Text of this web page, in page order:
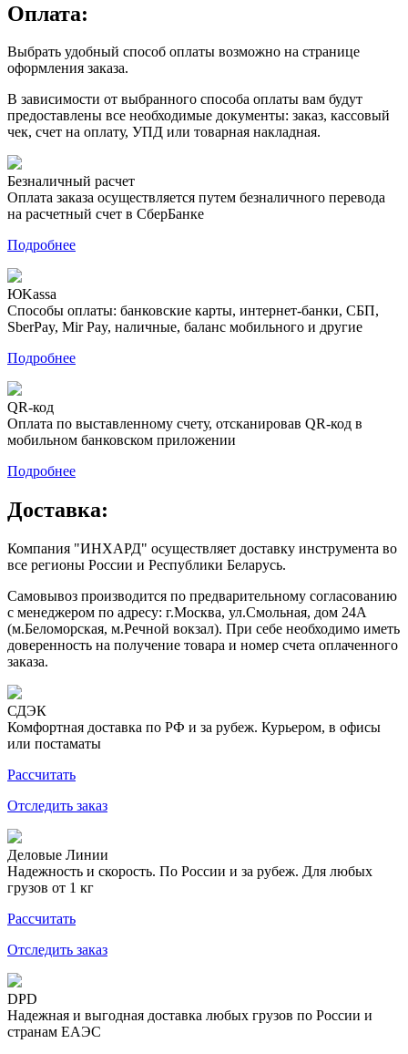
Оплата:
Выбрать удобный способ оплаты возможно на странице
оформления заказа.
В зависимости от выбранного способа оплаты вам будут
предоставлены все необходимые документы: заказ, кассовый
чек, счет на оплату, УПД или товарная накладная.
Безналичный расчет
Оплата заказа осуществляется путем безналичного перевода
на расчетный счет в СберБанке
Подробнее
ЮKassa
Способы оплаты: банковские карты, интернет-банки, СБП,
SberPay, Mir Pay, наличные, баланс мобильного и другие
Подробнее
QR-код
Оплата по выставленному счету, отсканировав QR-код в
мобильном банковском приложении
Подробнее
Доставка:
Компания "ИНХАРД" осуществляет доставку инструмента во
все регионы России и Республики Беларусь.
Самовывоз производится по предварительному согласованию
с менеджером по адресу: г.Москва, ул.Смольная, дом 24А
(м.Беломорская, м.Речной вокзал). При себе необходимо иметь
доверенность на получение товара и номер счета оплаченного
заказа.
СДЭК
Комфортная доставка по РФ и за рубеж. Курьером, в офисы
или постаматы
Рассчитать
Отследить заказ
Деловые Линии
Надежность и скорость. По России и за рубеж. Для любых
грузов от 1 кг
Рассчитать
Отследить заказ
DPD
Надежная и выгодная доставка любых грузов по России и
странам ЕАЭС